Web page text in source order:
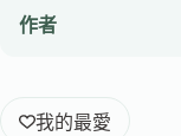
作者
我的最愛